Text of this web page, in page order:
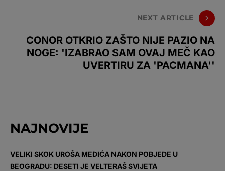
NEXT ARTICLE
CONOR OTKRIO ZAŠTO NIJE PAZIO NA
NOGE: 'IZABRAO SAM OVAJ MEČ KAO
UVERTIRU ZA 'PACMANA''
NAJNOVIJE
VELIKI SKOK UROŠA MEDIĆA NAKON POBJEDE U
BEOGRADU: DESETI JE VELTERAŠ SVIJETA